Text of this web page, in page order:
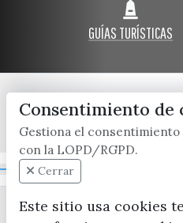
GUÍAS TURÍSTICAS
x / twitter facebook
Consentimiento de
Gestiona el
con la LOPD/RGPD.
Cerrar
Este sitio usa cookies